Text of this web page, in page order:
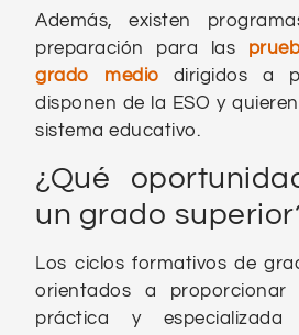
Además, existen
preparación para las
grado medio
dirigidos a
disponen de la ESO y
sistema educativo.
¿Qué
un grado
Los ciclos formativos de
orientados a proporcionar
práctica y